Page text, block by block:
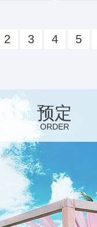
2 3 4 5
预定
ORDER